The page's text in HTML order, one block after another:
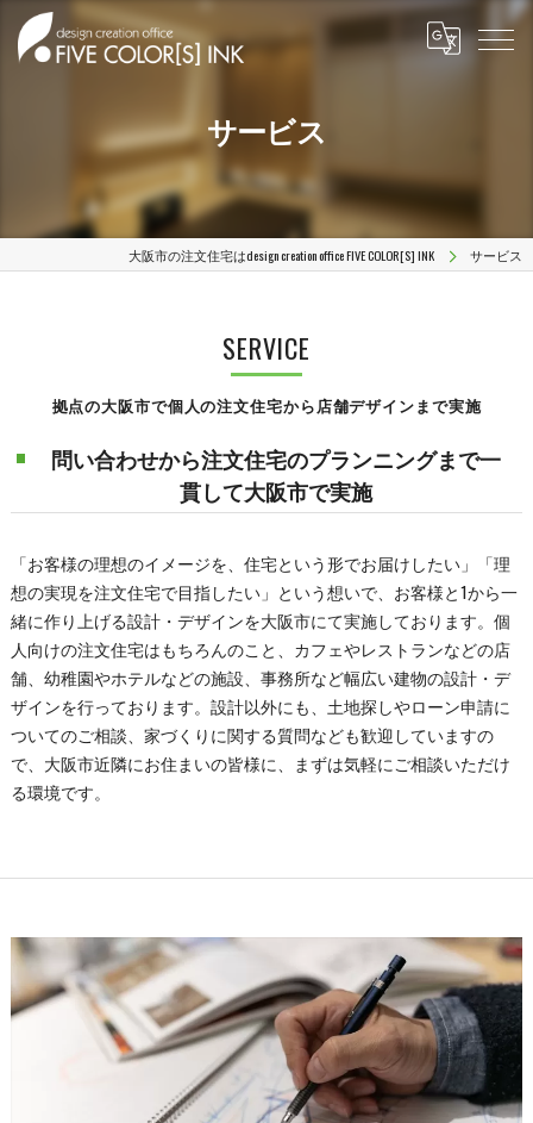
サービス
大阪市の注文住宅はdesign creation office FIVE COLOR[S] INK サービス
拠点の大阪市で個人の注文住宅から店舗デザインまで実施
SERVICE
問い合わせから注文住宅のプランニングまで一
貫して大阪市で実施
「お客様の理想のイメージを、住宅という形でお届けしたい」「理
想の実現を注文住宅で目指したい」という想いで、お客様と1から一
緒に作り上げる設計・デザインを大阪市にて実施しております。個
人向けの注文住宅はもちろんのこと、カフェやレストランなどの店
舗、幼稚園やホテルなどの施設、事務所など幅広い建物の設計・デ
ザインを行っております。設計以外にも、土地探しやローン申請に
ついてのご相談、家づくりに関する質問なども歓迎していますの
で、大阪市近隣にお住まいの皆様に、まずは気軽にご相談いただけ
る環境です。